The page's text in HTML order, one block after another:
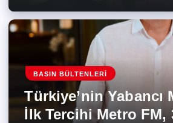
BASIN BÜLTENLERI
Türkiye’nin Yabancı
İlk Tercihi Metro FM,